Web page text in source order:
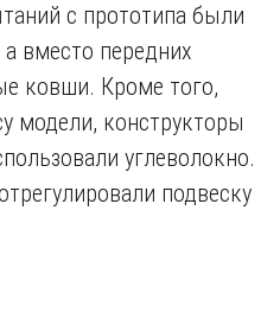
с прототипа были
вместо передних
ковши. Кроме того,
модели, конструкторы
углеволокно.
подвеску